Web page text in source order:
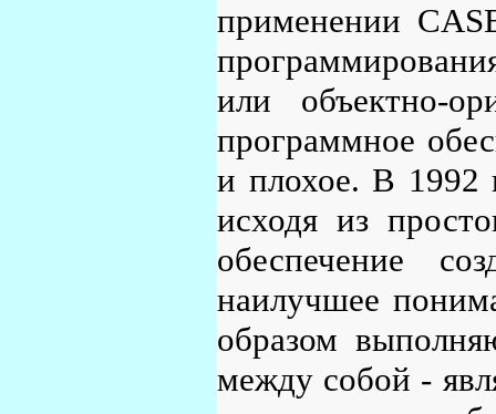
применении
или объектно-
программное
и плохое. В 1992
исходя из
обеспечение
наилучшее
образом
между собой -